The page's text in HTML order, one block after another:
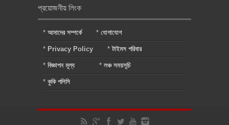
প্রয়োজনীয় লিংক
* আমাদের সম্পর্কে * যোগাযোগ
* Privacy Policy *টাইমস পরিবার
* বিজ্ঞাপন মূল্য * লঞ্চ সময়সূচি
* কুকি পলিসি